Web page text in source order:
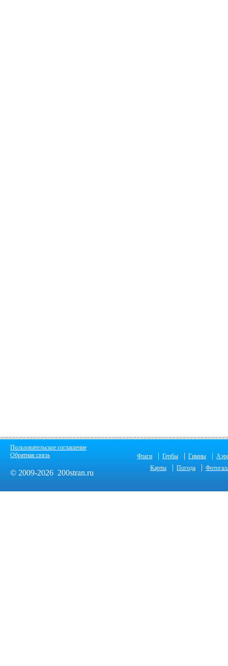
Пользовательское соглашение
Обратная связь
© 2009-2026 200stran.ru
Флаги | Гербы | Гимны |
Карты
| Погода |